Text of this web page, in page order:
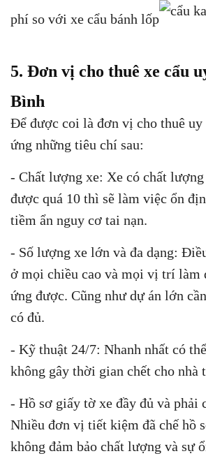
phí so với xe cẩu bánh lốp
5. Đơn vị cho thuê xe cẩu
Bình
Để được coi là đơn vị cho thuê
ứng những tiêu chí sau:
- Chất lượng xe: Xe có chất
được quá 10 thì sẽ làm việc ổn
tiềm ẩn nguy cơ tai nạn.
- Số lượng xe lớn và đa dạng:
ở mọi chiều cao và mọi vị trí làm
ứng được. Cũng như dự án lớn
có đủ.
- Kỹ thuật 24/7: Nhanh nhất có
không gây thời gian chết cho nhà
- Hồ sơ giấy tờ xe đầy đủ và phải
Nhiều đơn vị tiết kiệm đã chế hồ
không đảm bảo chất lượng và sự